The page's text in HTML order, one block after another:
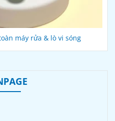
máy rửa & lò vi sóng